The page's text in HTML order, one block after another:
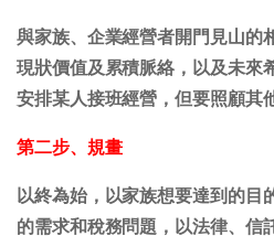
與家族、企業經營者開門見山的
現狀價值及累積脈絡，以及未來
安排某人接班經營，但要照顧其
第二步、規畫
以終為始，以家族想要達到的目
的需求和稅務問題，以法律、信